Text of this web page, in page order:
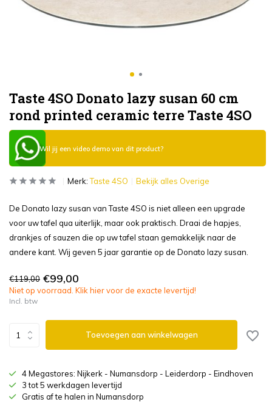
Taste 4SO Donato lazy susan 60 cm
rond printed ceramic terre Taste 4SO
Wil jij een video demo van dit product?
Merk:Taste 4SO Bekijk alles Overige
De Donato lazy susan van Taste 4SO is niet alleen een upgrade
voor uw tafel qua uiterlijk, maar ook praktisch. Draai de hapjes,
drankjes of sauzen die op uw tafel staan gemakkelijk naar de
andere kant. Wij geven 5 jaar garantie op de Donato lazy susan.
€119,00 €99,00
Niet op voorraad. Klik hier voor de exacte levertijd!
Incl. btw
Toevoegen aan winkelwagen
4 Megastores: Nijkerk - Numansdorp - Leiderdorp - Eindhoven
3 tot 5 werkdagen levertijd
Gratis af te halen in Numansdorp